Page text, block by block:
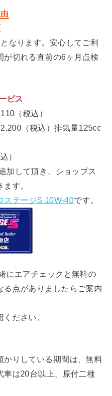
なります。安心してご利
が切れる直前の6ヶ月点検
ビス
（税込）
（税込）排気量125cc
）
加して頂き、ショップス
す。
ステージS 10W-40です。
にエアチェックと無料の
る点がありましたらご案内
ださい。
かりしている期間は、無料
車は20台以上、原付二種